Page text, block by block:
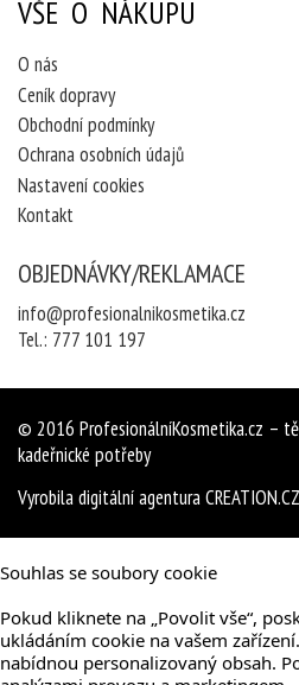
VŠE O NÁKUPU
O nás
Ceník dopravy
Obchodní podmínky
Ochrana osobních údajů
Nastavení cookies
Kontakt
OBJEDNÁVKY/REKLAMACE
info@profesionalnikosmetika.cz
Tel.: 777 101 197
© 2016 ProfesionálníKosmetika.cz –
kadeřnické potřeby
Vyrobiladigitální agenturaCREATION.CZ
Souhlas se soubory cookie
Pokud kliknete na „Povolit vše“,
ukládáním cookie na vašem
nabídnou personalizovaný obsah.